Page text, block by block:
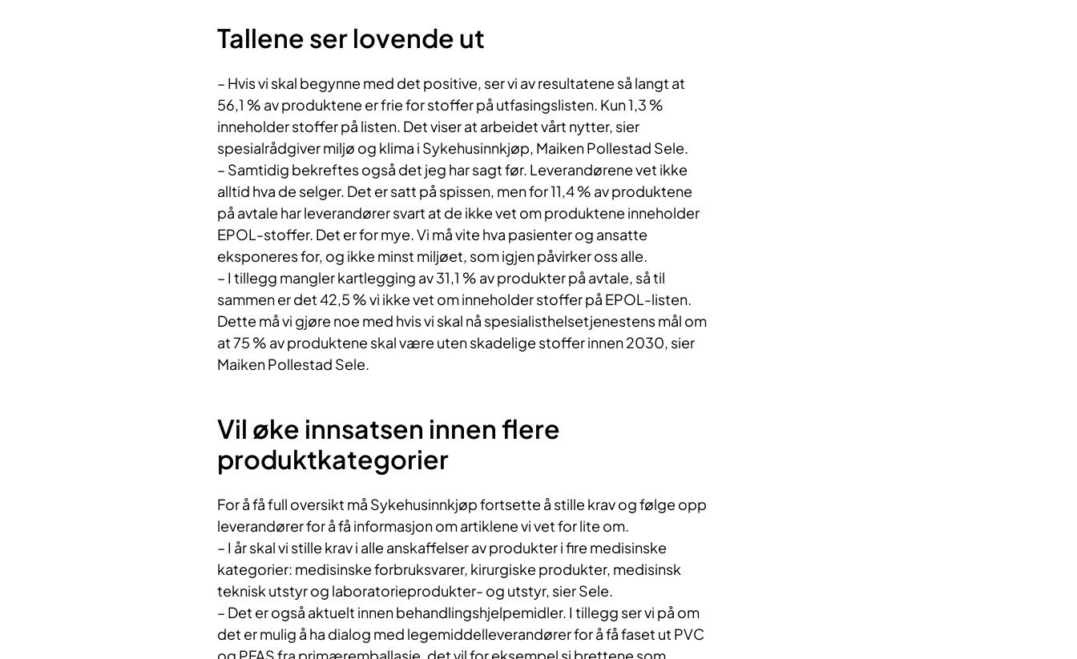
Tallene ser lovende ut
– Hvis vi skal begynne med det positive, ser vi av resultatene så langt at
56,1 % av produktene er frie for stoffer på utfasingslisten. Kun 1,3 %
inneholder stoffer på listen. Det viser at arbeidet vårt nytter, sier
spesialrådgiver miljø og klima i Sykehusinnkjøp, Maiken Pollestad Sele.
– Samtidig bekreftes også det jeg har sagt før. Leverandørene vet ikke
alltid hva de selger. Det er satt på spissen, men for 11,4 % av produktene
på avtale har leverandører svart at de ikke vet om produktene inneholder
EPOL-stoffer. Det er for mye. Vi må vite hva pasienter og ansatte
eksponeres for, og ikke minst miljøet, som igjen påvirker oss alle.
– I tillegg mangler kartlegging av 31,1 % av produkter på avtale, så til
sammen er det 42,5 % vi ikke vet om inneholder stoffer på EPOL-listen.
Dette må vi gjøre noe med hvis vi skal nå spesialisthelsetjenestens mål om
at 75 % av produktene skal være uten skadelige stoffer innen 2030, sier
Maiken Pollestad Sele.
Vil øke innsatsen innen flere
produktkategorier
For å få full oversikt må Sykehusinnkjøp fortsette å stille krav og følge opp
leverandører for å få informasjon om artiklene vi vet for lite om.
– I år skal vi stille krav i alle anskaffelser av produkter i fire medisinske
kategorier: medisinske forbruksvarer, kirurgiske produkter, medisinsk
teknisk utstyr og laboratorieprodukter- og utstyr, sier Sele.
– Det er også aktuelt innen behandlingshjelpemidler. I tillegg ser vi på om
det er mulig å ha dialog med legemiddelleverandører for å få faset ut PVC